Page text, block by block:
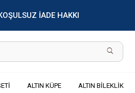
İADE HAKKI
ALTIN KÜPE ALTIN BİLEKLİK